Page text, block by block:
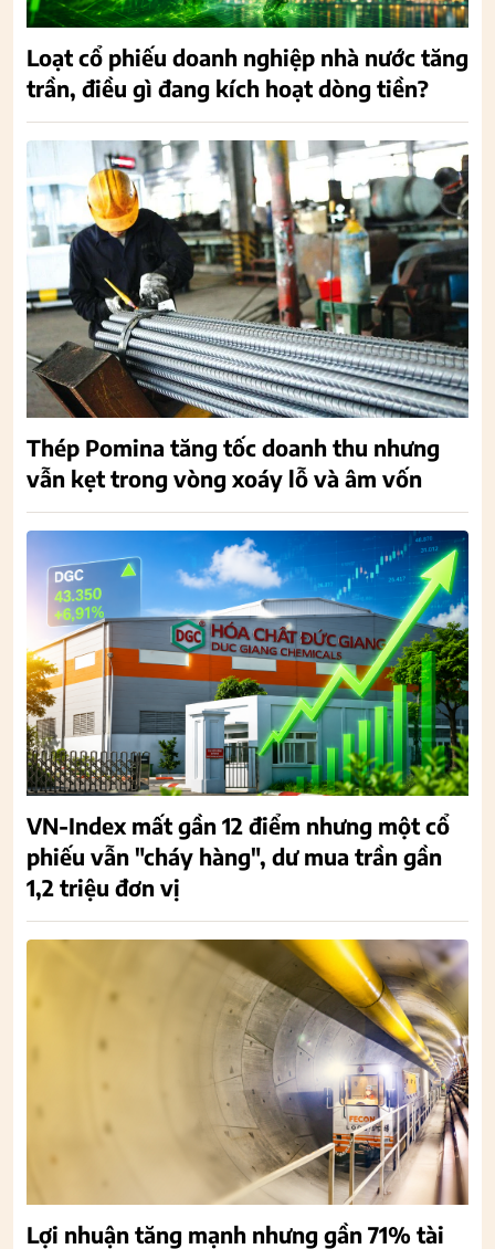
Loạt cổ phiếu doanh nghiệp nhà nước tăng
trần, điều gì đang kích hoạt dòng tiền?
Thép Pomina tăng tốc doanh thu nhưng
vẫn kẹt trong vòng xoáy lỗ và âm vốn
VN-Index mất gần 12 điểm nhưng một cổ
phiếu vẫn "cháy hàng", dư mua trần gần
1,2 triệu đơn vị
Lợi nhuận tăng mạnh nhưng gần 71% tài